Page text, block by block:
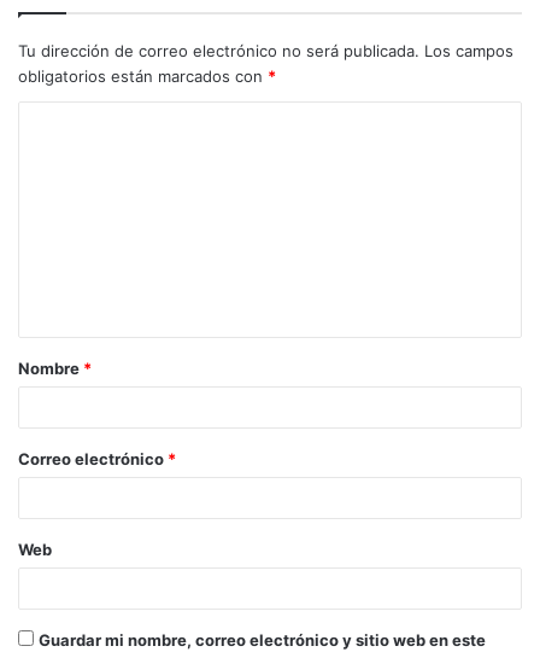
Tu dirección de correo electrónico no será publicada. Los campos
obligatorios están marcados con *
a
r
*
Nombre *
Correo electrónico *
Web
Guardar mi nombre, correo electrónico y sitio web en este